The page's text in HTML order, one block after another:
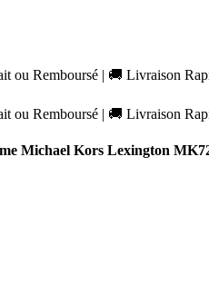
ou Remboursé | 🚚 Livraison
ou Remboursé | 🚚 Livraison
Michael Kors Lexington